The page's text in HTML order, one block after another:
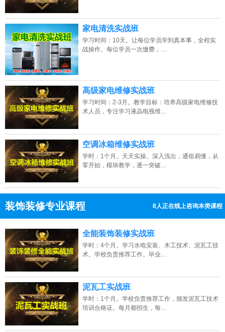
家电清洗实战班
学习时间：10天。让每位学员学到真本事，全程实
战操作。每位学员一次缴费，…
高级家电维修实战班
学习时间：2-3月。教学目标：培养高级家电维修技
术人员，专注学习液晶电视维…
空调冰箱维修实战班
学时：1个月。天天实操。深入浅出，通俗易懂，从
零开始，模块教学，逐一突破…
装饰装修专业课程 9人正在线上咨询本类课程
点击免费咨询电话：13807313137
全能装饰装修实战班
学时：4个月。学习水电安装、木工技术、泥瓦工技
术。学校负责推荐工作。毕业…
泥瓦工实战班
学时：1个月。学校负责推荐工作，颁发泥瓦工技术
培训合格证。每月都招生，每…